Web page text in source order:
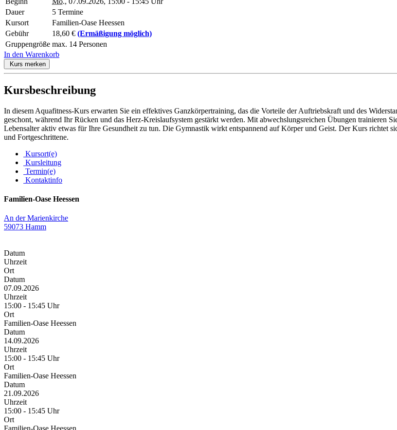
Dauer
5 Termine
Kursort
Familien-Oase Heessen
Gebühr
18,60 € (Ermäßigung möglich)
Gruppengröße max. 14 Personen
In den Warenkorb
Kurs merken
Kursbeschreibung
In diesem Aquafitness-Kurs erwarten Sie ein effektives Ganzkörpertraining, das die Vorteile der Auftriebskraft und des
geschont, während Ihr Rücken und das Herz-Kreislaufsystem gestärkt werden. Mit abwechslungsreichen Übungen trainieren
Lebensalter aktiv etwas für Ihre Gesundheit zu tun. Die Gymnastik wirkt entspannend auf Körper und Geist. Der Kurs richtet
und Fortgeschrittene.
Kursort(e)
Kursleitung
Termin(e)
Kontaktinfo
Familien-Oase Heessen
An der Marienkirche
59073 Hamm
Datum
Uhrzeit
Ort
Datum
07.09.2026
Uhrzeit
15:00 - 15:45 Uhr
Ort
Familien-Oase Heessen
Datum
14.09.2026
Uhrzeit
15:00 - 15:45 Uhr
Ort
Familien-Oase Heessen
Datum
21.09.2026
Uhrzeit
15:00 - 15:45 Uhr
Ort